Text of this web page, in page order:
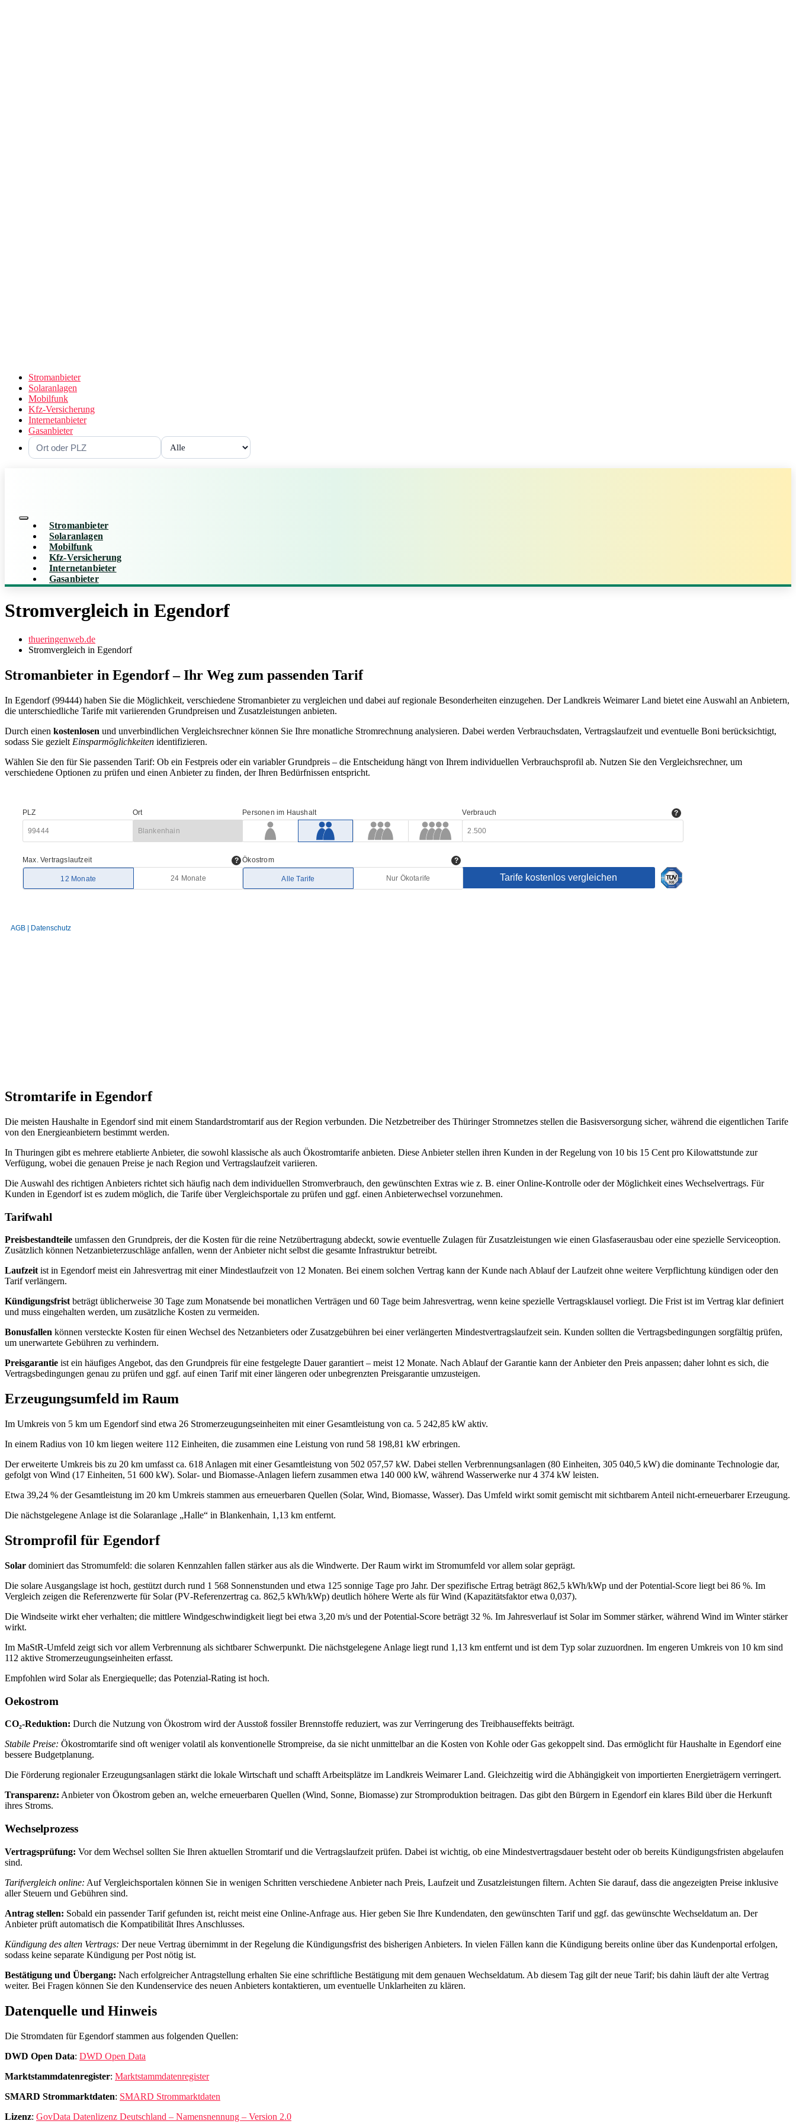
Stromanbieter
Solaranlagen
Mobilfunk
Kfz-Versicherung
Internetanbieter
Gasanbieter
Stromanbieter
Solaranlagen
Mobilfunk
Kfz-Versicherung
Internetanbieter
Gasanbieter
Stromvergleich in Egendorf
thueringenweb.de
Stromvergleich in Egendorf
Stromanbieter in Egendorf – Ihr Weg zum passenden Tarif
In Egendorf (99444) haben Sie die Möglichkeit, verschiedene Stromanbieter zu vergleichen und dabei auf regionale Besonderheiten einzugehen. Der Landkreis Weimarer Land bietet eine Auswahl an Anbietern,
die unterschiedliche Tarife mit variierenden Grundpreisen und Zusatzleistungen anbieten.
Durch einen kostenlosen und unverbindlichen Vergleichsrechner können Sie Ihre monatliche Stromrechnung analysieren. Dabei werden Verbrauchsdaten, Vertragslaufzeit und eventuelle Boni berücksichtigt,
sodass Sie gezielt Einsparmöglichkeiten identifizieren.
Wählen Sie den für Sie passenden Tarif: Ob ein Festpreis oder ein variabler Grundpreis – die Entscheidung hängt von Ihrem individuellen Verbrauchsprofil ab. Nutzen Sie den Vergleichsrechner, um
verschiedene Optionen zu prüfen und einen Anbieter zu finden, der Ihren Bedürfnissen entspricht.
Stromtarife in Egendorf
Die meisten Haushalte in Egendorf sind mit einem Standardstromtarif aus der Region verbunden. Die Netzbetreiber des Thüringer Stromnetzes stellen die Basisversorgung sicher, während die eigentlichen Tarife
von den Energieanbietern bestimmt werden.
In Thuringen gibt es mehrere etablierte Anbieter, die sowohl klassische als auch Ökostromtarife anbieten. Diese Anbieter stellen ihren Kunden in der Regelung von 10 bis 15 Cent pro Kilowattstunde zur
Verfügung, wobei die genauen Preise je nach Region und Vertragslaufzeit variieren.
Die Auswahl des richtigen Anbieters richtet sich häufig nach dem individuellen Stromverbrauch, den gewünschten Extras wie z. B. einer Online‑Kontrolle oder der Möglichkeit eines Wechselvertrags. Für
Kunden in Egendorf ist es zudem möglich, die Tarife über Vergleichsportale zu prüfen und ggf. einen Anbieterwechsel vorzunehmen.
Tarifwahl
Preisbestandteile umfassen den Grundpreis, der die Kosten für die reine Netzübertragung abdeckt, sowie eventuelle Zulagen für Zusatzleistungen wie einen Glasfaserausbau oder eine spezielle Serviceoption.
Zusätzlich können Netzanbieterzuschläge anfallen, wenn der Anbieter nicht selbst die gesamte Infrastruktur betreibt.
Laufzeit ist in Egendorf meist ein Jahresvertrag mit einer Mindestlaufzeit von 12 Monaten. Bei einem solchen Vertrag kann der Kunde nach Ablauf der Laufzeit ohne weitere Verpflichtung kündigen oder den
Tarif verlängern.
Kündigungsfrist beträgt üblicherweise 30 Tage zum Monatsende bei monatlichen Verträgen und 60 Tage beim Jahresvertrag, wenn keine spezielle Vertragsklausel vorliegt. Die Frist ist im Vertrag klar definiert
und muss eingehalten werden, um zusätzliche Kosten zu vermeiden.
Bonusfallen können versteckte Kosten für einen Wechsel des Netzanbieters oder Zusatzgebühren bei einer verlängerten Mindestvertragslaufzeit sein. Kunden sollten die Vertragsbedingungen sorgfältig prüfen,
um unerwartete Gebühren zu verhindern.
Preisgarantie ist ein häufiges Angebot, das den Grundpreis für eine festgelegte Dauer garantiert – meist 12 Monate. Nach Ablauf der Garantie kann der Anbieter den Preis anpassen; daher lohnt es sich, die
Vertragsbedingungen genau zu prüfen und ggf. auf einen Tarif mit einer längeren oder unbegrenzten Preisgarantie umzusteigen.
Erzeugungsumfeld im Raum
Im Umkreis von 5 km um Egendorf sind etwa 26 Stromerzeugungseinheiten mit einer Gesamtleistung von ca. 5 242,85 kW aktiv.
In einem Radius von 10 km liegen weitere 112 Einheiten, die zusammen eine Leistung von rund 58 198,81 kW erbringen.
Der erweiterte Umkreis bis zu 20 km umfasst ca. 618 Anlagen mit einer Gesamtleistung von 502 057,57 kW. Dabei stellen Verbrennungsanlagen (80 Einheiten, 305 040,5 kW) die dominante Technologie dar,
gefolgt von Wind (17 Einheiten, 51 600 kW). Solar‑ und Biomasse‑Anlagen liefern zusammen etwa 140 000 kW, während Wasserwerke nur 4 374 kW leisten.
Etwa 39,24 % der Gesamtleistung im 20 km Umkreis stammen aus erneuerbaren Quellen (Solar, Wind, Biomasse, Wasser). Das Umfeld wirkt somit gemischt mit sichtbarem Anteil nicht‑erneuerbarer Erzeugung.
Die nächstgelegene Anlage ist die Solaranlage „Halle“ in Blankenhain, 1,13 km entfernt.
Stromprofil für Egendorf
Solar dominiert das Stromumfeld: die solaren Kennzahlen fallen stärker aus als die Windwerte. Der Raum wirkt im Stromumfeld vor allem solar geprägt.
Die solare Ausgangslage ist hoch, gestützt durch rund 1 568 Sonnenstunden und etwa 125 sonnige Tage pro Jahr. Der spezifische Ertrag beträgt 862,5 kWh/kWp und der Potential‑Score liegt bei 86 %. Im
Vergleich zeigen die Referenzwerte für Solar (PV‑Referenzertrag ca. 862,5 kWh/kWp) deutlich höhere Werte als für Wind (Kapazitätsfaktor etwa 0,037).
Die Windseite wirkt eher verhalten; die mittlere Windgeschwindigkeit liegt bei etwa 3,20 m/s und der Potential‑Score beträgt 32 %. Im Jahresverlauf ist Solar im Sommer stärker, während Wind im Winter stärker
wirkt.
Im MaStR‑Umfeld zeigt sich vor allem Verbrennung als sichtbarer Schwerpunkt. Die nächstgelegene Anlage liegt rund 1,13 km entfernt und ist dem Typ solar zuzuordnen. Im engeren Umkreis von 10 km sind
112 aktive Stromerzeugungseinheiten erfasst.
Empfohlen wird Solar als Energiequelle; das Potenzial‑Rating ist hoch.
Oekostrom
CO₂‑Reduktion: Durch die Nutzung von Ökostrom wird der Ausstoß fossiler Brennstoffe reduziert, was zur Verringerung des Treibhauseffekts beiträgt.
Stabile Preise: Ökostromtarife sind oft weniger volatil als konventionelle Strompreise, da sie nicht unmittelbar an die Kosten von Kohle oder Gas gekoppelt sind. Das ermöglicht für Haushalte in Egendorf eine
bessere Budgetplanung.
Die Förderung regionaler Erzeugungsanlagen stärkt die lokale Wirtschaft und schafft Arbeitsplätze im Landkreis Weimarer Land. Gleichzeitig wird die Abhängigkeit von importierten Energieträgern verringert.
Transparenz: Anbieter von Ökostrom geben an, welche erneuerbaren Quellen (Wind, Sonne, Biomasse) zur Stromproduktion beitragen. Das gibt den Bürgern in Egendorf ein klares Bild über die Herkunft
ihres Stroms.
Wechselprozess
Vertragsprüfung: Vor dem Wechsel sollten Sie Ihren aktuellen Stromtarif und die Vertragslaufzeit prüfen. Dabei ist wichtig, ob eine Mindestvertragsdauer besteht oder ob bereits Kündigungsfristen abgelaufen
sind.
Tarifvergleich online: Auf Vergleichsportalen können Sie in wenigen Schritten verschiedene Anbieter nach Preis, Laufzeit und Zusatzleistungen filtern. Achten Sie darauf, dass die angezeigten Preise inklusive
aller Steuern und Gebühren sind.
Antrag stellen: Sobald ein passender Tarif gefunden ist, reicht meist eine Online-Anfrage aus. Hier geben Sie Ihre Kundendaten, den gewünschten Tarif und ggf. das gewünschte Wechseldatum an. Der
Anbieter prüft automatisch die Kompatibilität Ihres Anschlusses.
Kündigung des alten Vertrags: Der neue Vertrag übernimmt in der Regelung die Kündigungsfrist des bisherigen Anbieters. In vielen Fällen kann die Kündigung bereits online über das Kundenportal erfolgen,
sodass keine separate Kündigung per Post nötig ist.
Bestätigung und Übergang: Nach erfolgreicher Antragstellung erhalten Sie eine schriftliche Bestätigung mit dem genauen Wechseldatum. Ab diesem Tag gilt der neue Tarif; bis dahin läuft der alte Vertrag
weiter. Bei Fragen können Sie den Kundenservice des neuen Anbieters kontaktieren, um eventuelle Unklarheiten zu klären.
Datenquelle und Hinweis
Die Stromdaten für Egendorf stammen aus folgenden Quellen:
DWD Open Data: DWD Open Data
Marktstammdatenregister: Marktstammdatenregister
SMARD Strommarktdaten: SMARD Strommarktdaten
Lizenz: GovData Datenlizenz Deutschland – Namensnennung – Version 2.0